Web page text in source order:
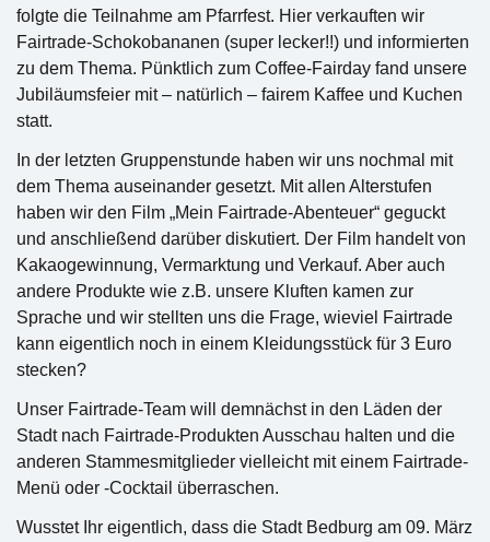
folgte die Teilnahme am Pfarrfest. Hier verkauften wir
Fairtrade-Schokobananen (super lecker!!) und informierten
zu dem Thema. Pünktlich zum Coffee-Fairday fand unsere
Jubiläumsfeier mit – natürlich – fairem Kaffee und Kuchen
statt.
In der letzten Gruppenstunde haben wir uns nochmal mit
dem Thema auseinander gesetzt. Mit allen Alterstufen
haben wir den Film „Mein Fairtrade-Abenteuer“ geguckt
und anschließend darüber diskutiert. Der Film handelt von
Kakaogewinnung, Vermarktung und Verkauf. Aber auch
andere Produkte wie z.B. unsere Kluften kamen zur
Sprache und wir stellten uns die Frage, wieviel Fairtrade
kann eigentlich noch in einem Kleidungsstück für 3 Euro
stecken?
Unser Fairtrade-Team will demnächst in den Läden der
Stadt nach Fairtrade-Produkten Ausschau halten und die
anderen Stammesmitglieder vielleicht mit einem Fairtrade-
Menü oder -Cocktail überraschen.
Wusstet Ihr eigentlich, dass die Stadt Bedburg am 09. März